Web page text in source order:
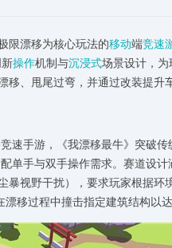
限漂移为核心玩法的移动端竞速
操作机制与沉浸式场景设计，
移、甩尾过弯，并通过改装提升
速手游，《我漂移最牛》突破
单手与双手操作需求。赛道设
暴视野干扰），要求玩家根据
漂移过程中撞击指定建筑结构以达